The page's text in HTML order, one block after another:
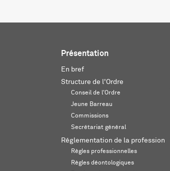
Présentation
En bref
Structure de l'Ordre
Conseil de l'Ordre
Jeune Barreau
Commissions
Secrétariat général
Réglementation de la profession
Règles professionnelles
Règles déontologiques